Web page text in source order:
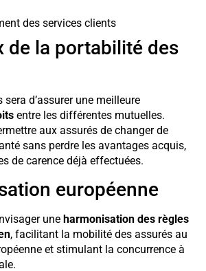
des services clients
de la portabilité des
d’assurer une meilleure
entre les différentes mutuelles.
aux assurés de changer de
sans perdre les avantages acquis,
de carence déjà effectuées.
européenne
une harmonisation des règles
, facilitant la mobilité des assurés au
et stimulant la concurrence à